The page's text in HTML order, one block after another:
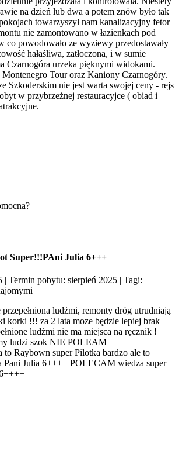
na dzień lub dwa a potem znów było tak
towarzyszył nam kanalizacyjny fetor
nie zamontowano w łazienkach pod
co powodowało ze wyziewy przedostawały
hałaśliwa, zatłoczona, i w sumie
Czarnogóra urzeka pięknymi widokami.
Tour oraz Kaniony Czarnogóry.
Szkoderskim nie jest warta swojej ceny - rejs
w przybrzeżnej restauracyjce ( obiad i
Super!!!PAni Julia 6+++
| Termin pobytu: sierpień 2025 | Tagi:
przepełniona ludźmi, remonty dróg utrudniają
korki !!! za 2 lata moze będzie lepiej brak
ludźmi nie ma miejsca na ręcznik !
ludzi szok NIE POLEAM
Raybown super Pilotka bardzo ale to
Pani Julia 6++++ POLECAM wiedza super